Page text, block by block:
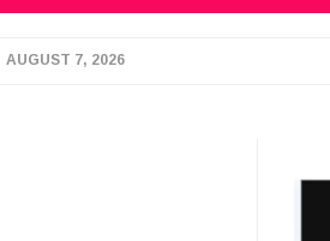
AUGUST 7, 2026